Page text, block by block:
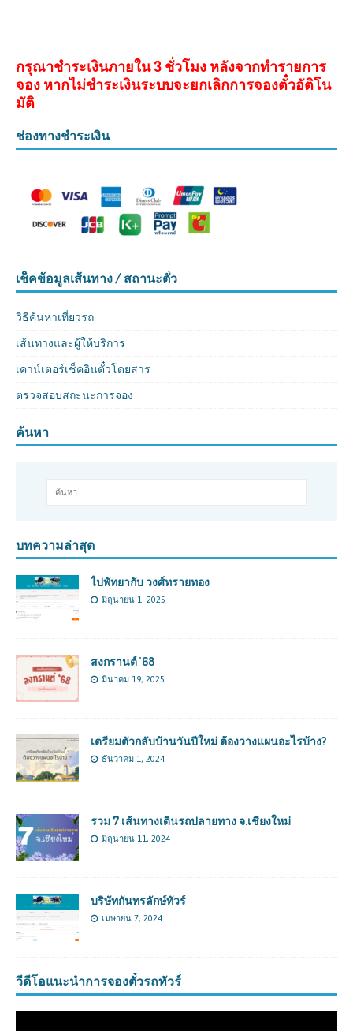
กรุณาชำระเงินภายใน 3 ชั่วโมง หลังจากทำรายการ
จอง หากไม่ชำระเงินระบบจะยกเลิกการจองตั๋วอัติโน
มัติ
ช่องทางชำระเงิน
เช็คข้อมูลเส้นทาง / สถานะตั๋ว
วิธีค้นหาเที่ยวรถ
เส้นทางและผู้ให้บริการ
เคาน์เตอร์เช็คอินตั๋วโดยสาร
ตรวจสอบสถะนะการจอง
ค้นหา
บทความล่าสุด
ไปพัทยากับ วงศ์ทรายทอง
มิถุนายน 1, 2025
สงกรานต์ ’68
มีนาคม 19, 2025
เตรียมตัวกลับบ้านวันปีใหม่ ต้องวางแผนอะไรบ้าง?
ธันวาคม 1, 2024
รวม 7 เส้นทางเดินรถปลายทาง จ.เชียงใหม่
มิถุนายน 11, 2024
บริษัทกันทรลักษ์ทัวร์
เมษายน 7, 2024
วีดีโอแนะนำการจองตั๋วรถทัวร์